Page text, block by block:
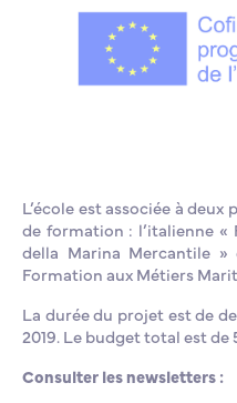
L’école est associée à
de formation : l’italienne «
della Marina Mercantile
Formation aux Métiers
La durée du projet est de
2019. Le budget total est de
Consulter les newsletters :